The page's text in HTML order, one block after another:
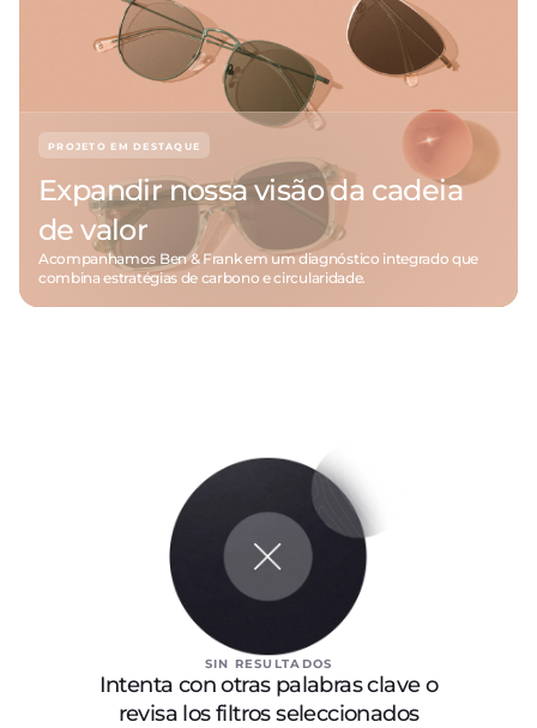
PROJETO EM DESTAQUE
Expandir nossa visão da cadeia
de valor
Acompanhamos Ben & Frank em um diagnóstico integrado que
combina estratégias de carbono e circularidade.
SIN RESULTADOS
Intenta con otras palabras clave o
revisa los filtros seleccionados